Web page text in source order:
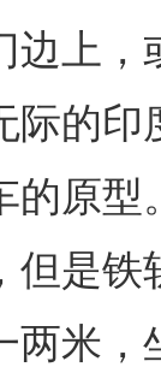
边上，
际的印
的原型
但是铁
两米，